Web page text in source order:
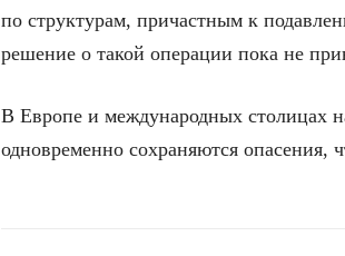
по структурам, причастным к
решение о такой операции пока не
В Европе и международных столицах
одновременно сохраняются опасения,